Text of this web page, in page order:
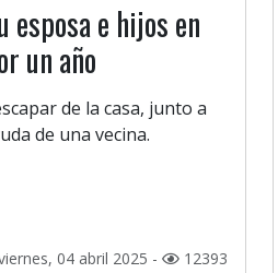
esposa e hijos en
un año
de la casa, junto a
de una vecina.
04 abril 2025 - 12393